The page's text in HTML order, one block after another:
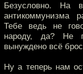
Безусловно. На
антикоммунизма
Тебе ведь не
народу, да? Не
вынуждено всё
Ну а теперь нам